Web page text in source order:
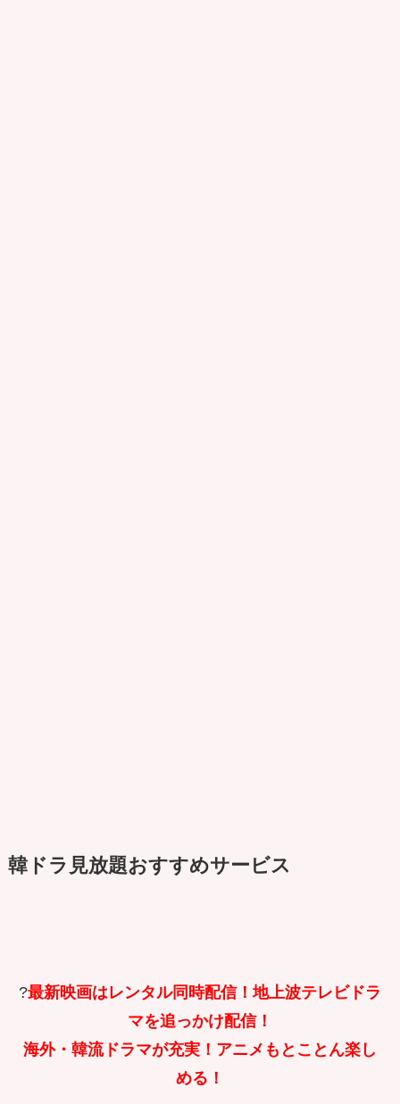
韓ドラ見放題おすすめサービス
?最新映画はレンタル同時配信！地上波テレビドラ
マを追っかけ配信！
海外・韓流ドラマが充実！アニメもとことん楽し
める！